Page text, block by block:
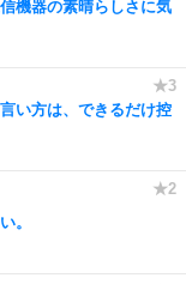
機器の素晴らしさに気
い方は、できるだけ控
。